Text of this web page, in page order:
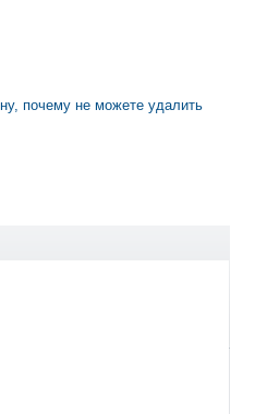
почему не можете удалить